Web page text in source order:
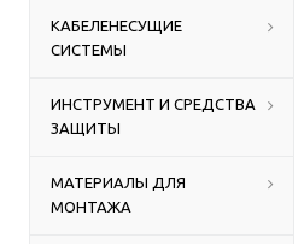
КАБЕЛЕНЕСУЩИЕ
СИСТЕМЫ
ИНСТРУМЕНТ И СРЕДСТВА
ЗАЩИТЫ
МАТЕРИАЛЫ ДЛЯ
МОНТАЖА